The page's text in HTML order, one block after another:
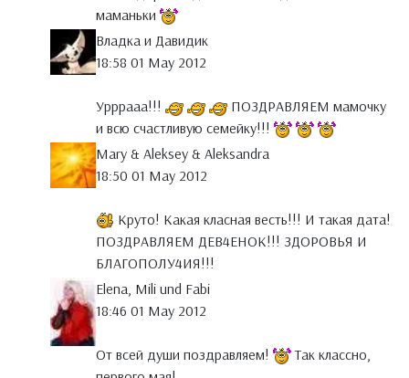
маманьки
Владка и Давидик
18:58 01 May 2012
Урррааа!!!
ПОЗДРАВЛЯЕМ мамочку
и всю счастливую семейку!!!
Mary & Aleksey & Aleksandra
18:50 01 May 2012
Круто! Какая класная весть!!! И такая дата!
ПОЗДРАВЛЯЕМ ДЕВ4ЕНОК!!! ЗДОРОВЬЯ И
БЛАГОПОЛУ4ИЯ!!!
Elena, Mili und Fabi
18:46 01 May 2012
От всей души поздравляем!
Так классно,